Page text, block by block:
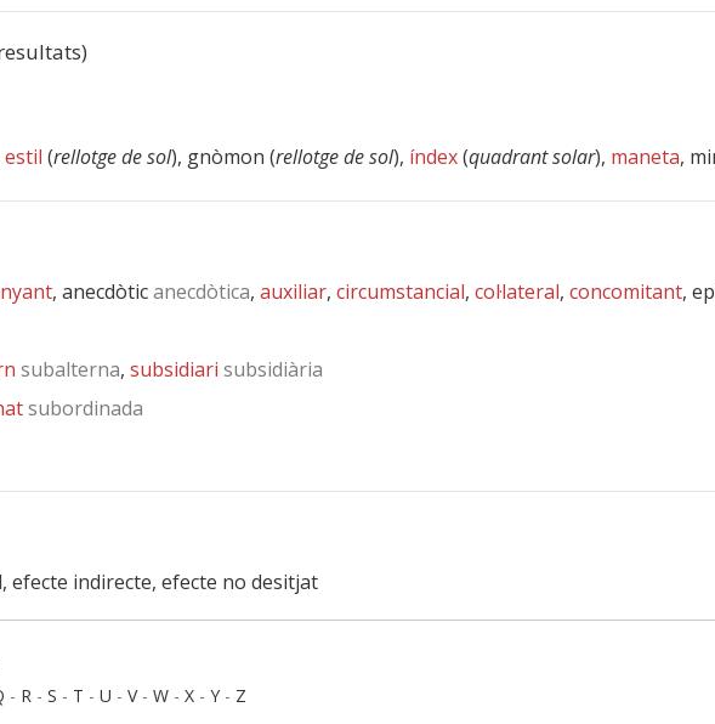
estil (rellotge de sol), gnòmon (rellotge de sol), índex(quadrant solar), maneta,
, anecdòticanecdòtica, auxiliar, circumstancial, col·lateral, concomitant,
subalterna, subsidiari subsidiària
subordinada
efecte indirecte, efecte no desitjat
- R - S - T - U - V- W - X - Y - Z